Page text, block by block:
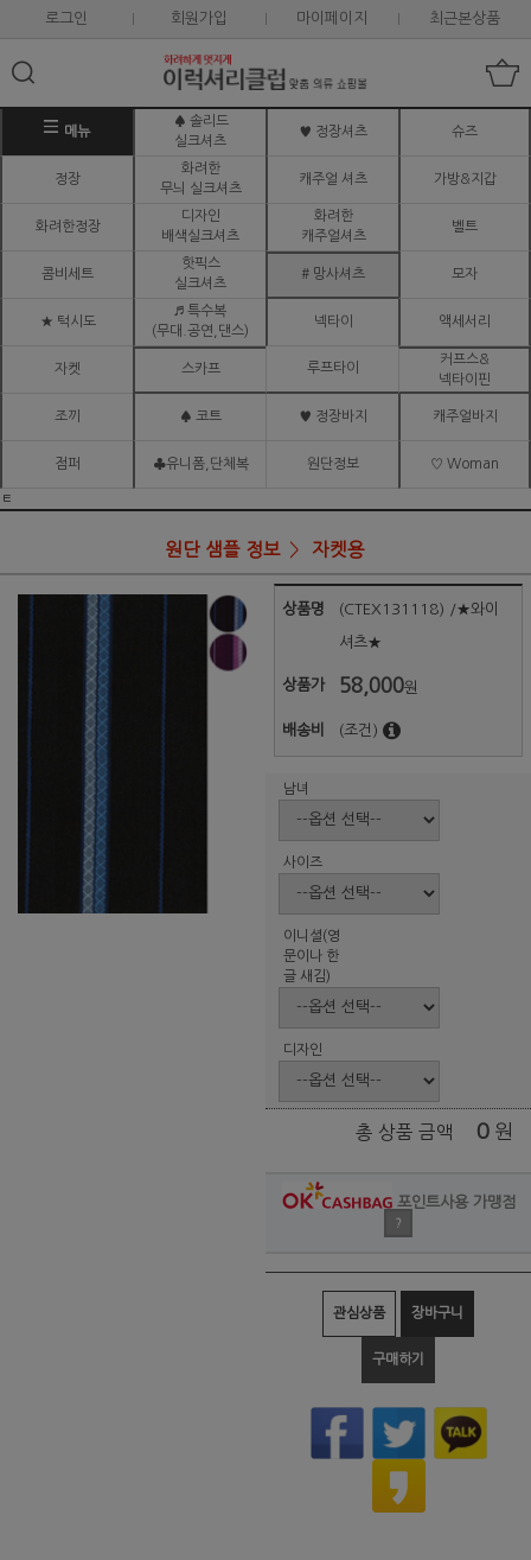
로그인 회원가입 마이페이지 최근본상품
메뉴
♠ 솔리드
실크셔츠
♥ 정장셔츠 슈즈
정장
화려한
무늬 실크셔츠
캐주얼 셔츠 가방&지갑
화려한정장
디자인
배색실크셔츠
화려한
캐주얼셔츠
벨트
콤비세트
핫픽스
실크셔츠
# 망사셔츠 모자
★ 턱시도
♬ 특수복
(무대.공연,댄스)
넥타이 액세서리
자켓 스카프 루프타이
커프스&
넥타이핀
조끼 ♠ 코트 ♥ 정장바지 캐주얼바지
점퍼 ♣유니폼,단체복 원단정보 ♡ Woman
ㅌ
원단 샘플 정보 자켓용
상품명 (CTEX131118) /★와이
셔츠★
상품가 58,000원
배송비 (조건)
남녀
사이즈
이니셜(영
문이나 한
글 새김)
디자인
총 상품 금액 0 원
포인트사용 가맹점
?
관심상품 장바구니
구매하기